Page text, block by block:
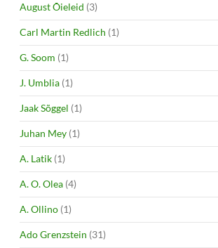
August Õieleid (3)
Carl Martin Redlich (1)
G. Soom (1)
J. Umblia (1)
Jaak Sõggel (1)
Juhan Mey (1)
A. Latik (1)
A. O. Olea (4)
A. Ollino (1)
Ado Grenzstein (31)